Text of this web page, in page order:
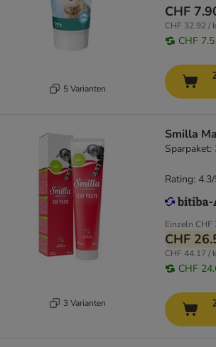
5 Varianten
CHF
CHF 32.92 /
CHF
3 Varianten
Smilla
Sparpaket:
Einzeln CHF
CHF
CHF 44.17 /
CHF
Rating: